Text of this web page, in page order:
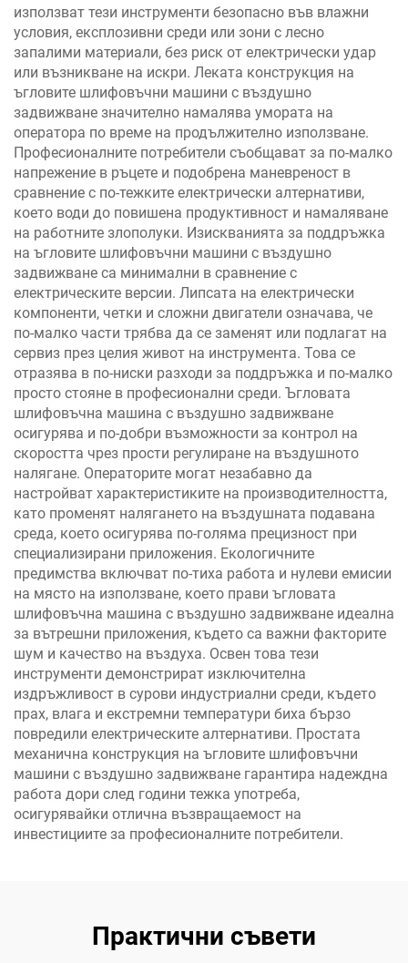
използват тези инструменти безопасно във влажни
условия, експлозивни среди или зони с лесно
запалими материали, без риск от електрически удар
или възникване на искри. Леката конструкция на
ъгловите шлифовъчни машини с въздушно
задвижване значително намалява умората на
оператора по време на продължително използване.
Професионалните потребители съобщават за по-малко
напрежение в ръцете и подобрена маневреност в
сравнение с по-тежките електрически алтернативи,
което води до повишена продуктивност и намаляване
на работните злополуки. Изискванията за поддръжка
на ъгловите шлифовъчни машини с въздушно
задвижване са минимални в сравнение с
електрическите версии. Липсата на електрически
компоненти, четки и сложни двигатели означава, че
по-малко части трябва да се заменят или подлагат на
сервиз през целия живот на инструмента. Това се
отразява в по-ниски разходи за поддръжка и по-малко
просто стояне в професионални среди. Ъгловата
шлифовъчна машина с въздушно задвижване
осигурява и по-добри възможности за контрол на
скоростта чрез прости регулиране на въздушното
налягане. Операторите могат незабавно да
настройват характеристиките на производителността,
като променят налягането на въздушната подавана
среда, което осигурява по-голяма прецизност при
специализирани приложения. Екологичните
предимства включват по-тиха работа и нулеви емисии
на място на използване, което прави ъгловата
шлифовъчна машина с въздушно задвижване идеална
за вътрешни приложения, където са важни факторите
шум и качество на въздуха. Освен това тези
инструменти демонстрират изключителна
издръжливост в сурови индустриални среди, където
прах, влага и екстремни температури биха бързо
повредили електрическите алтернативи. Простата
механична конструкция на ъгловите шлифовъчни
машини с въздушно задвижване гарантира надеждна
работа дори след години тежка употреба,
осигурявайки отлична възвращаемост на
инвестициите за професионалните потребители.
Практични съвети